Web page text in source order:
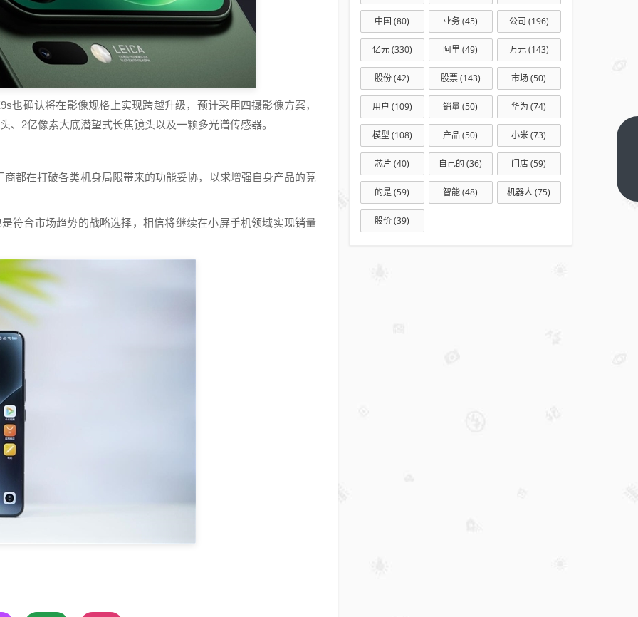
也确认将在影像规格上实现跨越升级，预计采用四摄影像方案，
、2亿像素大底潜望式长焦镜头以及一颗多光谱传感器。
都在打破各类机身局限带来的功能妥协，以求增强自身产品的竞
符合市场趋势的战略选择，相信将继续在小屏手机领域实现销量
中国 (80) 业务(45) 公司 (196)
亿元(330) 阿里 (49) 万元(143)
股份(42) 股票(143) 市场(50)
用户 (109) 销量(50) 华为 (74)
模型 (108) 产品 (50) 小米(73)
芯片 (40) 自己的 (36) 门店(59)
的是(59) 智能(48) 机器人(75)
股价(39)